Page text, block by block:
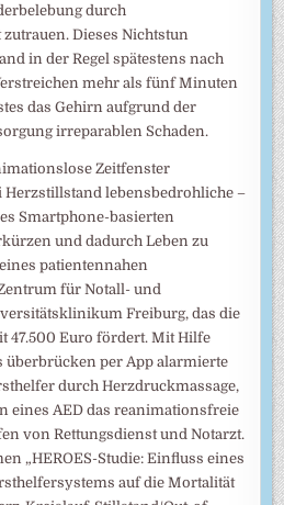
durch
Dieses Nichtstun
in der Regel spätestens nach
mehr als fünf Minuten
das Gehirn aufgrund der
irreparablen Schaden.
Zeitfenster
Herzstillstand lebensbedrohliche –
Smartphone-basierten
und dadurch Leben zu
patientennahen
für Notall- und
Freiburg, das die
47.500 Euro fördert. Mit Hilfe
überbrücken per App alarmierte
durch Herzdruckmassage,
eines AED das reanimationsfreie
von Rettungsdienst und Notarzt.
„HEROES-Studie: Einfluss eines
auf die Mortalität